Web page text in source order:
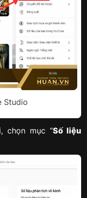
Studio
chọn mục “Số liệu